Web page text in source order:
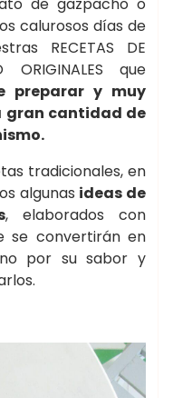
calurosos días de
RECETAS DE
ORIGINALES que
preparar y muy
gran cantidad de
tradicionales, en
algunas ideas de
, elaborados con
se convertirán en
por su sabor y